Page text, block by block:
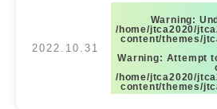
2022.10.31
Warning:
/home/jtca2020/
content/themes/
Warning: Attempt
/home/jtca2020/
content/themes/